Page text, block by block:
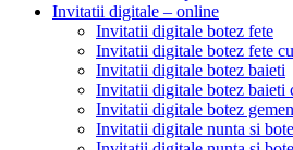
Invitatii digitale – online
Invitatii digitale botez fete
Invitatii digitale botez fete
Invitatii digitale botez baieti
Invitatii digitale botez baieti
Invitatii digitale botez
Invitatii digitale nunta si